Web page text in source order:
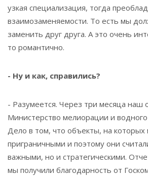
узкая специализация, тогда
взаимозаменяемости. То есть мы
заменить друг друга. А это очень
то романтично.
- Ну и как, справились?
- Разумеется. Через три месяца наш
Министерство мелиорации и
Дело в том, что объекты, на
приграничными и поэтому они
важными, но и стратегическими.
мы получили благодарность от